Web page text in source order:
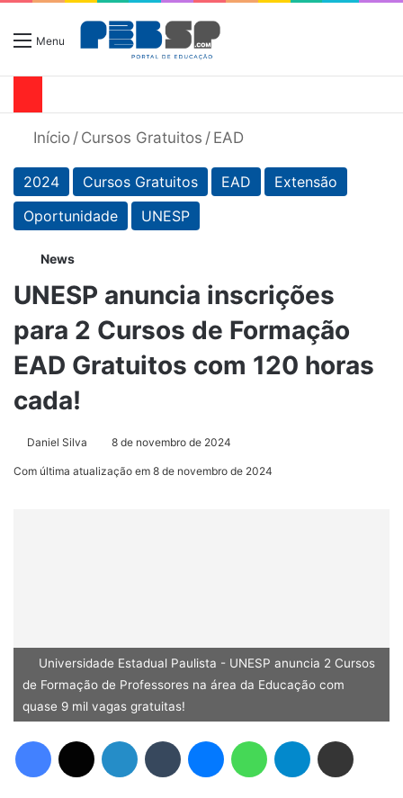
Menu
Início / Cursos Gratuitos / EAD
2024 Cursos Gratuitos EAD
Extensão
Oportunidade
UNESP
News
UNESP anuncia inscrições
para 2 Cursos de Formação
EAD Gratuitos com 120 horas
cada!
Daniel Silva 8 de novembro de 2024
Com última atualização em 8 de novembro de 2024
Universidade Estadual Paulista - UNESP anuncia 2 Cursos
de Formação de Professores na área da Educação com
quase 9 mil vagas gratuitas!